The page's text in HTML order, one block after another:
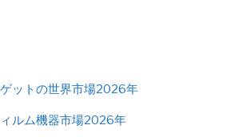
ットの世界市場2026年
ルム機器市場2026年